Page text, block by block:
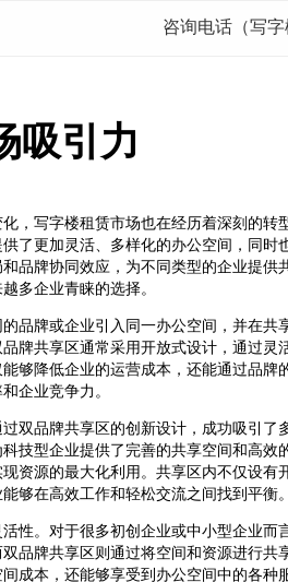
咨询电话（写
吸引力
，写字楼租赁市场也在经历着深刻的转
了更加灵活、多样化的办公空间，同时
品牌协同效应，为不同类型的企业提供
多企业青睐的选择。
品牌或企业引入同一办公空间，并在共
牌共享区通常采用开放式设计，通过灵
够降低企业的运营成本，还能通过品牌
企业竞争力。
双品牌共享区的创新设计，成功吸引了
技型企业提供了完善的共享空间和高效
资源的最大化利用。共享区内不仅设有
够在高效工作和轻松交流之间找到平衡。
性。对于很多初创企业或中小型企业而
品牌共享区则通过将空间和资源进行共
成本，还能够享受到办公空间中的各种